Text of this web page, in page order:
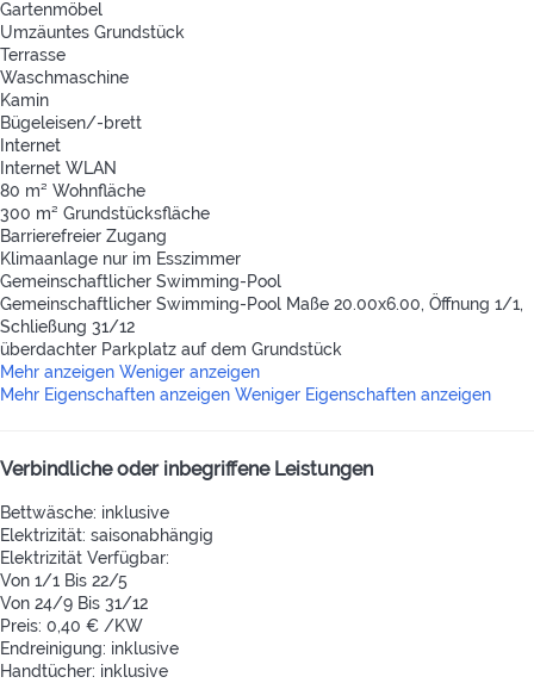
Gartenmöbel
Umzäuntes Grundstück
Terrasse
Waschmaschine
Kamin
Bügeleisen/-brett
Internet
Internet WLAN
80 m² Wohnfläche
300 m² Grundstücksfläche
Barrierefreier Zugang
Klimaanlage nur im Esszimmer
Gemeinschaftlicher Swimming-Pool
Gemeinschaftlicher Swimming-Pool Maße 20.00x6.00, Öffnung 1/1,
Schließung 31/12
überdachter Parkplatz auf dem Grundstück
Mehr anzeigen Weniger anzeigen
Mehr Eigenschaften anzeigen Weniger Eigenschaften anzeigen
Verbindliche oder inbegriffene Leistungen
Bettwäsche: inklusive
Elektrizität: saisonabhängig
Elektrizität Verfügbar:
Von 1/1 Bis 22/5
Von 24/9 Bis 31/12
Preis: 0,40 € /KW
Endreinigung: inklusive
Handtücher: inklusive